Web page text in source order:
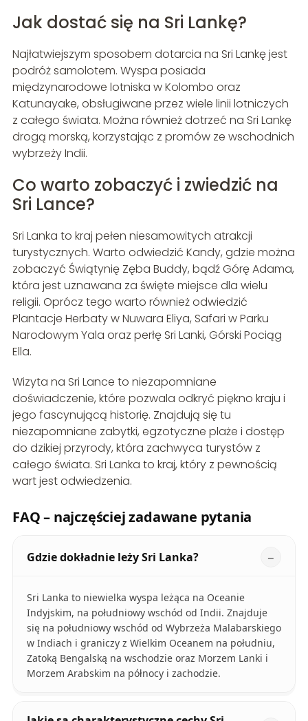
Jak dostać się na Sri Lankę?
Najłatwiejszym sposobem dotarcia na Sri Lankę jest
podróż samolotem. Wyspa posiada
międzynarodowe lotniska w Kolombo oraz
Katunayake, obsługiwane przez wiele linii lotniczych
z całego świata. Można również dotrzeć na Sri Lankę
drogą morską, korzystając z promów ze wschodnich
wybrzeży Indii.
Co warto zobaczyć i zwiedzić na
Sri Lance?
Sri Lanka to kraj pełen niesamowitych atrakcji
turystycznych. Warto odwiedzić Kandy, gdzie można
zobaczyć Świątynię Zęba Buddy, bądź Górę Adama,
która jest uznawana za święte miejsce dla wielu
religii. Oprócz tego warto również odwiedzić
Plantacje Herbaty w Nuwara Eliya, Safari w Parku
Narodowym Yala oraz perłę Sri Lanki, Górski Pociąg
Ella.
Wizyta na Sri Lance to niezapomniane
doświadczenie, które pozwala odkryć piękno kraju i
jego fascynującą historię. Znajdują się tu
niezapomniane zabytki, egzotyczne plaże i dostęp
do dzikiej przyrody, która zachwyca turystów z
całego świata. Sri Lanka to kraj, który z pewnością
wart jest odwiedzenia.
FAQ – najczęściej zadawane pytania
Gdzie dokładnie leży Sri Lanka?
Sri Lanka to niewielka wyspa leżąca na Oceanie
Indyjskim, na południowy wschód od Indii. Znajduje
się na południowy wschód od Wybrzeża Malabarskiego
w Indiach i graniczy z Wielkim Oceanem na południu,
Zatoką Bengalską na wschodzie oraz Morzem Lanki i
Morzem Arabskim na północy i zachodzie.